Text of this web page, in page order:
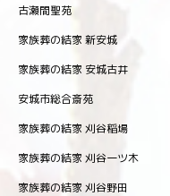
古瀬間聖苑
家族葬の結家 新安城
家族葬の結家 安城古井
安城市総合斎苑
家族葬の結家 刈谷稲場
家族葬の結家 刈谷一ツ木
家族葬の結家 刈谷野田